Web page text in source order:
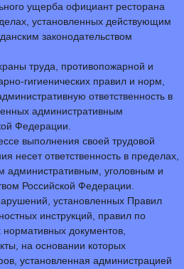
ущерба официант ресторана
установленных действующим
законодательством
труда, противопожарной и
гигиенических правил и норм,
ответственность в
административным
Федерации.
выполнения своей трудовой
несет ответственность в пределах,
административным, уголовным и
Российской Федерации.
установленных Правил
инструкций, правил по
нормативных документов,
на основании которых
установленная администрацией